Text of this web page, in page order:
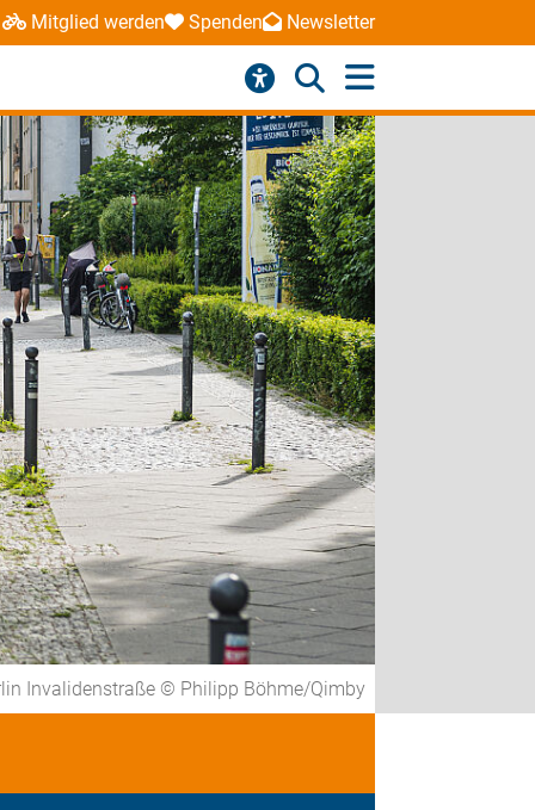
Mitglied werden Spenden Newsletter
Invalidenstraße © Philipp Böhme/Qimby